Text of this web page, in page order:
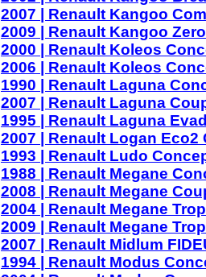
2007 | Renault Kangoo
2009 | Renault Kangoo
2000 | Renault Koleos
2006 | Renault Koleos
1990 | Renault Laguna
2007 | Renault Laguna
1995 | Renault Laguna
2007 | Renault Logan Eco2
1993 | Renault Ludo
1988 | Renault Megane
2008 | Renault Megane
2004 | Renault Megane
2009 | Renault Megane
2007 | Renault Midlum
1994 | Renault Modus